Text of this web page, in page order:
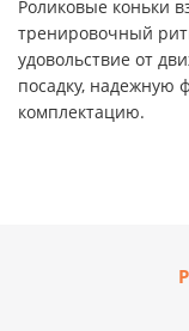
Роликовые коньки
тренировочный
удовольствие от
посадку, надежную
комплектацию.